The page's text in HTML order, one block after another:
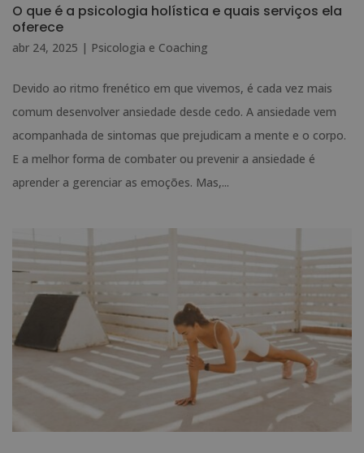
O que é a psicologia holística e quais serviços ela
oferece
abr 24, 2025 | Psicologia e Coaching
Devido ao ritmo frenético em que vivemos, é cada vez mais
comum desenvolver ansiedade desde cedo. A ansiedade vem
acompanhada de sintomas que prejudicam a mente e o corpo.
E a melhor forma de combater ou prevenir a ansiedade é
aprender a gerenciar as emoções. Mas,...